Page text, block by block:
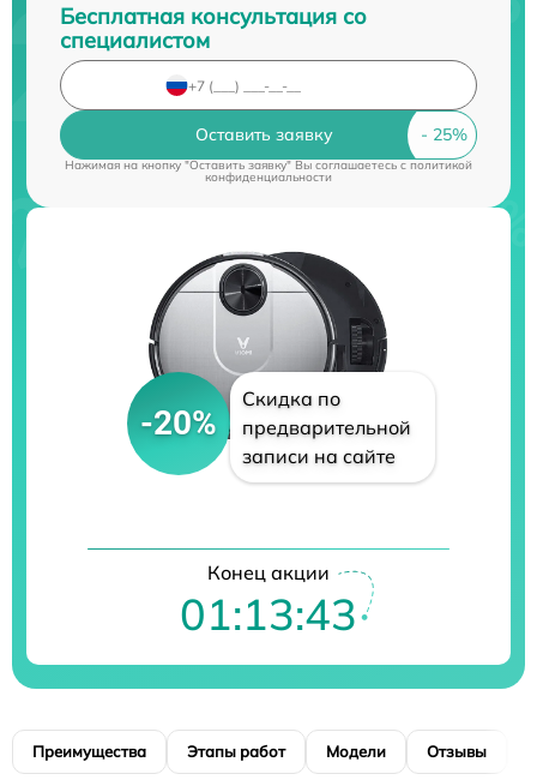
Бесплатная консультация со
специалистом
Оставить заявку
Нажимая на кнопку "Оставить заявку" Вы соглашаетесь cполитикой
конфиденциальности
-20%
Скидка по
предварительной
записи на сайте
Конец акции
01:13:42
Преимущества Этапы работ Модели Отзывы